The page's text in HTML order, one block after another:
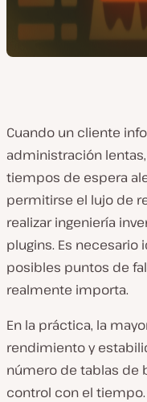
Cuando un cliente
administración
tiempos de espera
permitirse el lujo de
realizar ingeniería
plugins. Es
posibles puntos de
realmente importa.
En la práctica, la
rendimiento y
número de tablas de
control con el